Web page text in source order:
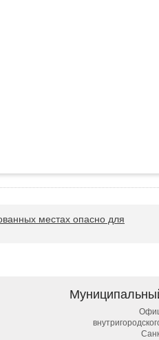
местах опасно для